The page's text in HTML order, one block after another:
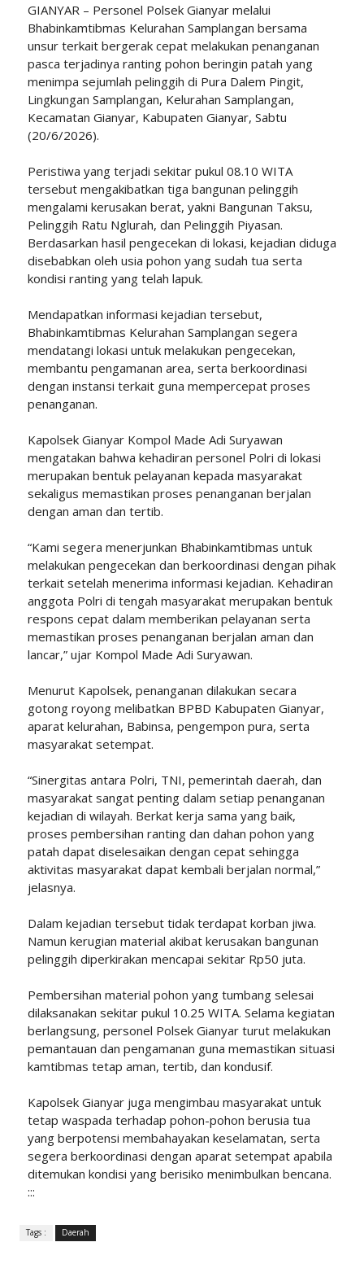
GIANYAR – Personel Polsek Gianyar melalui
Bhabinkamtibmas Kelurahan Samplangan bersama
unsur terkait bergerak cepat melakukan penanganan
pasca terjadinya ranting pohon beringin patah yang
menimpa sejumlah pelinggih di Pura Dalem Pingit,
Lingkungan Samplangan, Kelurahan Samplangan,
Kecamatan Gianyar, Kabupaten Gianyar, Sabtu
(20/6/2026).
Peristiwa yang terjadi sekitar pukul 08.10 WITA
tersebut mengakibatkan tiga bangunan pelinggih
mengalami kerusakan berat, yakni Bangunan Taksu,
Pelinggih Ratu Nglurah, dan Pelinggih Piyasan.
Berdasarkan hasil pengecekan di lokasi, kejadian diduga
disebabkan oleh usia pohon yang sudah tua serta
kondisi ranting yang telah lapuk.
Mendapatkan informasi kejadian tersebut,
Bhabinkamtibmas Kelurahan Samplangan segera
mendatangi lokasi untuk melakukan pengecekan,
membantu pengamanan area, serta berkoordinasi
dengan instansi terkait guna mempercepat proses
penanganan.
Kapolsek Gianyar Kompol Made Adi Suryawan
mengatakan bahwa kehadiran personel Polri di lokasi
merupakan bentuk pelayanan kepada masyarakat
sekaligus memastikan proses penanganan berjalan
dengan aman dan tertib.
“Kami segera menerjunkan Bhabinkamtibmas untuk
melakukan pengecekan dan berkoordinasi dengan pihak
terkait setelah menerima informasi kejadian. Kehadiran
anggota Polri di tengah masyarakat merupakan bentuk
respons cepat dalam memberikan pelayanan serta
memastikan proses penanganan berjalan aman dan
lancar,” ujar Kompol Made Adi Suryawan.
Menurut Kapolsek, penanganan dilakukan secara
gotong royong melibatkan BPBD Kabupaten Gianyar,
aparat kelurahan, Babinsa, pengempon pura, serta
masyarakat setempat.
“Sinergitas antara Polri, TNI, pemerintah daerah, dan
masyarakat sangat penting dalam setiap penanganan
kejadian di wilayah. Berkat kerja sama yang baik,
proses pembersihan ranting dan dahan pohon yang
patah dapat diselesaikan dengan cepat sehingga
aktivitas masyarakat dapat kembali berjalan normal,”
jelasnya.
Dalam kejadian tersebut tidak terdapat korban jiwa.
Namun kerugian material akibat kerusakan bangunan
pelinggih diperkirakan mencapai sekitar Rp50 juta.
Pembersihan material pohon yang tumbang selesai
dilaksanakan sekitar pukul 10.25 WITA. Selama kegiatan
berlangsung, personel Polsek Gianyar turut melakukan
pemantauan dan pengamanan guna memastikan situasi
kamtibmas tetap aman, tertib, dan kondusif.
Kapolsek Gianyar juga mengimbau masyarakat untuk
tetap waspada terhadap pohon-pohon berusia tua
yang berpotensi membahayakan keselamatan, serta
segera berkoordinasi dengan aparat setempat apabila
ditemukan kondisi yang berisiko menimbulkan bencana.
:::
Tags : Daerah